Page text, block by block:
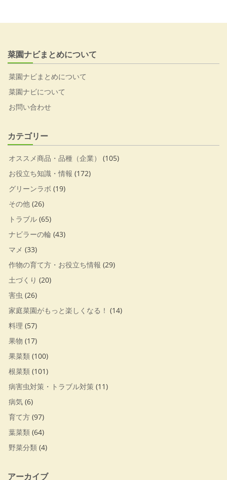
菜園ナビまとめについて
菜園ナビまとめについて
菜園ナビについて
お問い合わせ
カテゴリー
オススメ商品・品種（企業）
(105)
お役立ち知識・情報 (172)
グリーンラボ (19)
その他 (26)
トラブル (65)
ナビラーの輪 (43)
マメ (33)
作物の育て方・お役立ち情報 (29)
土づくり (20)
害虫 (26)
家庭菜園がもっと楽しくなる！ (14)
料理 (57)
果物 (17)
果菜類 (100)
根菜類 (101)
病害虫対策・トラブル対策 (11)
病気 (6)
育て方 (97)
葉菜類 (64)
野菜分類 (4)
アーカイブ